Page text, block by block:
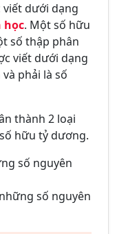
viết dưới dạng
học. Một số hữu
số thập phân
viết dưới dạng
phải là số
thành 2 loại
hữu tỷ dương.
số nguyên
số nguyên